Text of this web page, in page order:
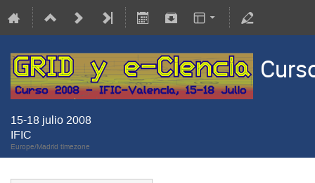
15-18 julio 2008
IFIC
Europe/Madrid timezone